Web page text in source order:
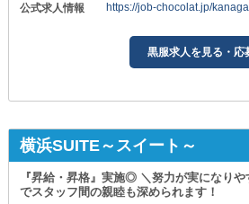
公式求人情報
https://job-chocolat.jp/
黒服求人を見る・応
横浜SUITE～スイート～
『昇給・昇格』実施◎ ＼努力が実になり
でスタッフ間の親睦も深められます！